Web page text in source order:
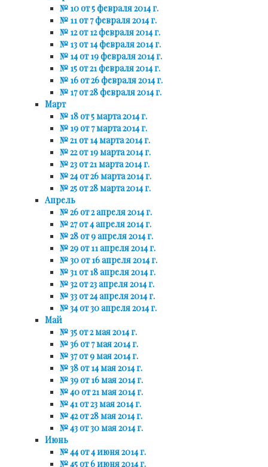
№ 10 от 5 февраля 2014 г.
№ 11 от 7 февраля 2014 г.
№ 12 от 12 февраля 2014 г.
№ 13 от 14 февраля 2014 г.
№ 14 от 19 февраля 2014 г.
№ 15 от 21 февраля 2014 г.
№ 16 от 26 февраля 2014 г.
№ 17 от 28 февраля 2014 г.
Март
№ 18 от 5 марта 2014 г.
№ 19 от 7 марта 2014 г.
№ 21 от 14 марта 2014 г.
№ 22 от 19 марта 2014 г.
№ 23 от 21 марта 2014 г.
№ 24 от 26 марта 2014 г.
№ 25 от 28 марта 2014 г.
Апрель
№ 26 от 2 апреля 2014 г.
№ 27 от 4 апреля 2014 г.
№ 28 от 9 апреля 2014 г.
№ 29 от 11 апреля 2014 г.
№ 30 от 16 апреля 2014 г.
№ 31 от 18 апреля 2014 г.
№ 32 от 23 апреля 2014 г.
№ 33 от 24 апреля 2014 г.
№ 34 от 30 апреля 2014 г.
Май
№ 35 от 2 мая 2014 г.
№ 36 от 7 мая 2014 г.
№ 37 от 9 мая 2014 г.
№ 38 от 14 мая 2014 г.
№ 39 от 16 мая 2014 г.
№ 40 от 21 мая 2014 г.
№ 41 от 23 мая 2014 г.
№ 42 от 28 мая 2014 г.
№ 43 от 30 мая 2014 г.
Июнь
№ 44 от 4 июня 2014 г.
№ 45 от 6 июня 2014 г.